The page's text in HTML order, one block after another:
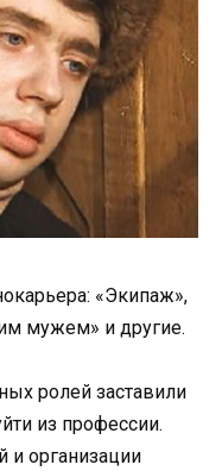
«Экипаж»,
мужем» и другие.
ролей заставили
из профессии.
и организации